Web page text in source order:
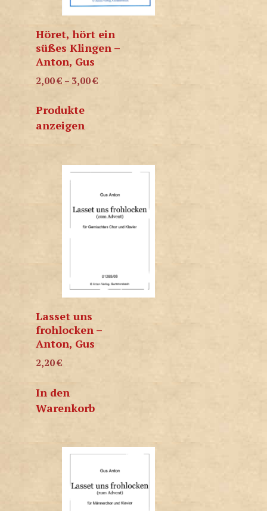
Höret, hört ein
süßes Klingen –
Anton, Gus
2,00€ – 3,00€
Produkte
anzeigen
Lasset uns
frohlocken –
Anton, Gus
2,20€
In den
Warenkorb